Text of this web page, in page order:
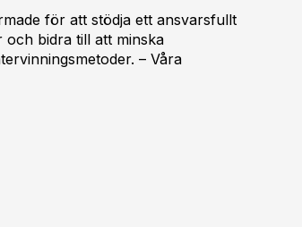
för att stödja ett ansvarsfullt
bidra till att minska
– Våra